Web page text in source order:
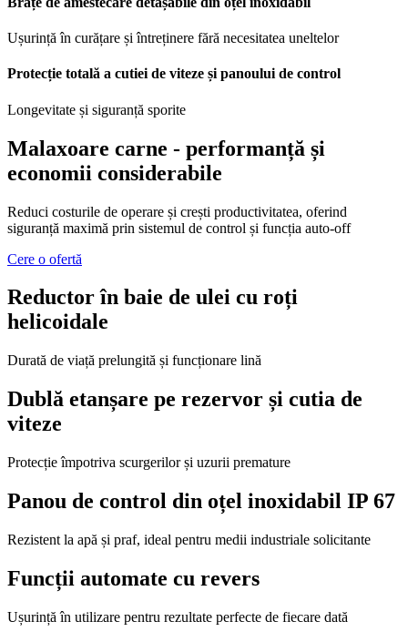
Ușurință în curățare și întreținere fără necesitatea uneltelor
Protecție totală a cutiei de viteze și panoului de control
Longevitate și siguranță sporite
Malaxoare carne - performanță și
economii considerabile
Reduci costurile de operare și crești productivitatea, oferind
siguranță maximă prin sistemul de control și funcția auto-off
Cere o ofertă
Reductor în baie de ulei cu roți
helicoidale
Durată de viață prelungită și funcționare lină
Dublă etanșare pe rezervor și cutia de
viteze
Protecție împotriva scurgerilor și uzurii premature
Panou de control din oțel inoxidabil IP 67
Rezistent la apă și praf, ideal pentru medii industriale solicitante
Funcții automate cu revers
Ușurință în utilizare pentru rezultate perfecte de fiecare dată